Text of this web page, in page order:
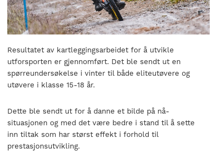
til
bli
en
folkesport.
Resultatet av kartleggingsarbeidet for å utvikle
utforsporten er gjennomført. Det ble sendt ut en
spørreundersøkelse i vinter til både eliteutøvere og
utøvere i klasse 15-18 år.
Dette ble sendt ut for å danne et bilde på nå-
situasjonen og med det være bedre i stand til å sette
inn tiltak som har størst effekt i forhold til
prestasjonsutvikling.